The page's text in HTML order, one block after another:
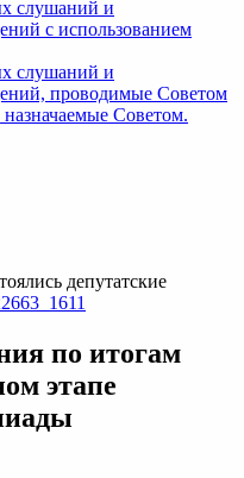
слушаний и
с использованием
слушаний и
проводимые Советом
Советом.
депутатские
по итогам
этапе